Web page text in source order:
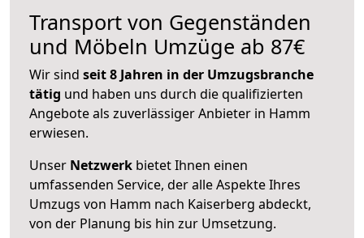
Transport von Gegenständen
und Möbeln Umzüge ab 87€
Wir sind seit 8 Jahren in der Umzugsbranche
tätig und haben uns durch die qualifizierten
Angebote als zuverlässiger Anbieter in Hamm
erwiesen.
Unser Netzwerk bietet Ihnen einen
umfassenden Service, der alle Aspekte Ihres
Umzugs von Hamm nach Kaiserberg abdeckt,
von der Planung bis hin zur Umsetzung.